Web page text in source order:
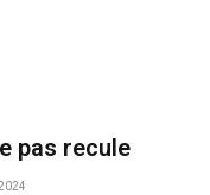
pas recule